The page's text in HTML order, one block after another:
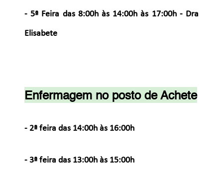
- 5ª Feira das 8:00h às 14:00h às 17:00h- Dra
Elisabete
Enfermagem no posto de Achete
- 2ª feira das 14:00h às 16:00h
- 3ª feira das 13:00h às 15:00h